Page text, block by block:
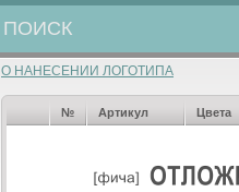
О НАНЕСЕНИИ ЛОГОТИПА
№ Артикул Цвета